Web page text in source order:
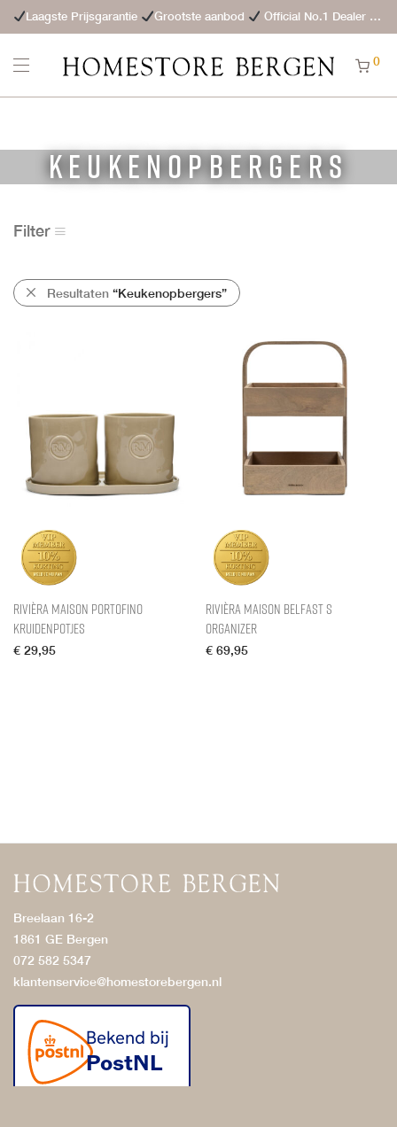
Laagste Prijsgarantie Grootste aanbod Official No.1 Dealer
0
Keukenopbergers
Filter
Resultaten “Keukenopbergers”
Rivièra Maison Portofino
Kruidenpotjes
€ 29,95
Rivièra Maison Belfast S
Organizer
€ 69,95
Breelaan 16-2
1861 GE Bergen
072 582 5347
klantenservice@homestorebergen.nl